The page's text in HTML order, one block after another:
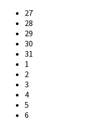
Skip
calendar
days
27
28
29
30
31
1
2
3
4
5
6